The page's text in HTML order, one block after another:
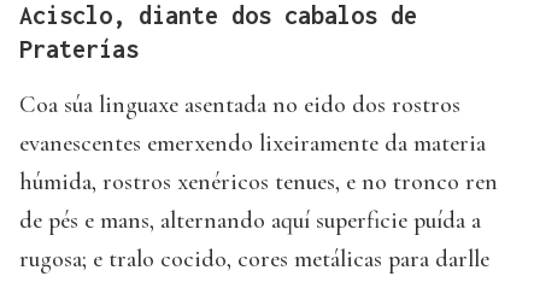
Acisclo, diante dos cabalos de
Praterías
Coa súa linguaxe asentada no eido dos rostros
evanescentes emerxendo lixeiramente da materia
húmida, rostros xenéricos tenues, e no tronco ren
de pés e mans, alternando aquí superficie puída a
rugosa; e tralo cocido, cores metálicas para darlle